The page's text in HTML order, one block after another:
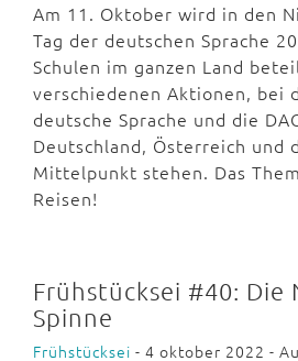
Am 11. Oktober wird in den
Tag der deutschen Sprache
Schulen im ganzen Land
verschiedenen Aktionen, bei
deutsche Sprache und die
Deutschland, Österreich und
Mittelpunkt stehen. Das
Reisen!
Frühstücksei #40: Die
Spinne
Frühstücksei - 4 oktober 2022 -